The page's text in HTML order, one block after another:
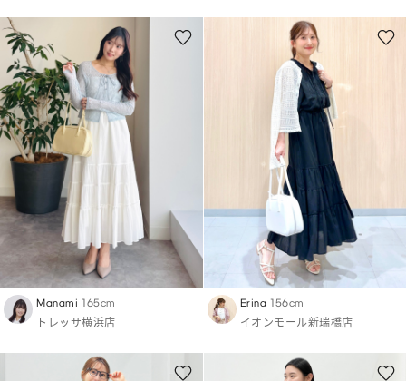
Manami 165cm
トレッサ横浜店
Erina 156cm
イオンモール新瑞橋店